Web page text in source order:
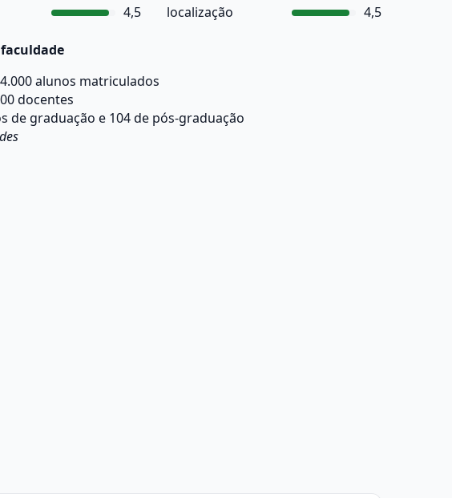
4,5 localização 4,5
alunos matriculados
docentes
de graduação e 104 de pós-graduação